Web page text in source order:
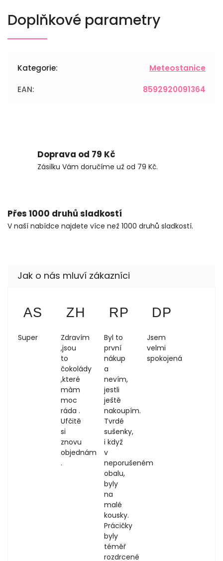
Doprava od 79 Kč
Zásilku Vám doručíme už od 79 Kč.
Přes 1000 druhů sladkostí
V naší nabídce najdete více než 1000 druhů sladkostí.
Doplňkové parametry
Kategorie: Meteostanice
EAN: 8592920091364
AS
Super
ZH
Zdravím
,jsou
to
čokolády
,které
màm
moc
ráda .
Ufčitě
si
znovu
objednám
.
RP
Byl to
první
nákup
a
nevím,
jestli
ještě
nakoupím.
Tvrdé
sušenky,
i když
v
neporušeném
obalu,
byly
na
malé
kousky.
Prácičky
byly
téměř
rozdrcené
DP
Jsem
velmi
spokojená